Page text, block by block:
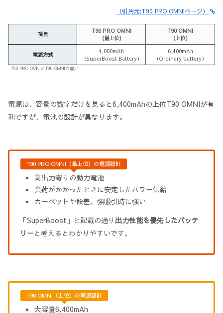
（引用元:T90 PRO OMNIページ）
項目
T90 PRO OMNI
（最上位）
T90 OMNI
（上位）
電源方式
4,000mAh
（SuperBoost Battery）
6,400mAh
（Ordinary battery）
T90 PRO OMNIとT90 OMNIの違い
電源は、容量の数字だけを見ると6,400mAhの上位T90 OMNIが有
利ですが、電池の設計が異なります。
T90 PRO OMNI（最上位）の電源設計
高出力寄りの動力電池
負荷がかかったときに安定したパワー供給
カーペットや段差、強吸引時に強い
「SuperBoost」と記載の通り 出力性能を優先したバッテ
リーと考えるとわかりやすいです。
T90 OMNI（上位）の電源設計
大容量6,400mAh